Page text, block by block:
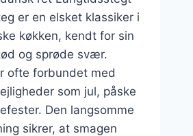
er en elsket klassiker i
køkken, kendt for sin
og sprøde svær.
ofte forbundet med
som jul, påske
Den langsomme
sikrer, at smagen